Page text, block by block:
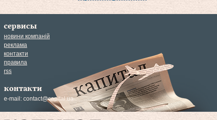
сервисы
новини компаній
реклама
контакти
правила
rss
контакти
e-mail: contact@capital.ua